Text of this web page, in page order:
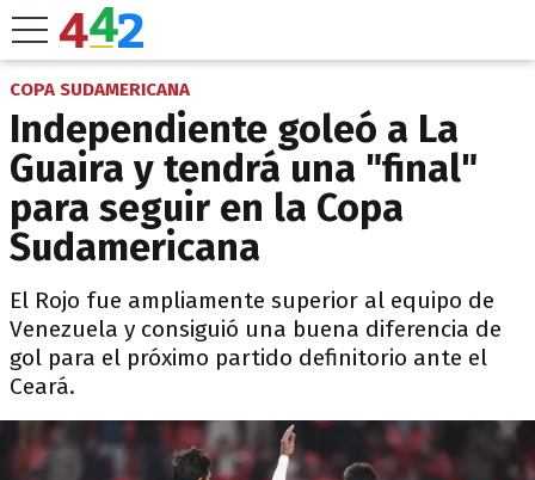
COPA SUDAMERICANA
Independiente goleó a La
Guaira y tendrá una "final"
para seguir en la Copa
Sudamericana
El Rojo fue ampliamente superior al equipo de
Venezuela y consiguió una buena diferencia de
gol para el próximo partido definitorio ante el
Ceará.